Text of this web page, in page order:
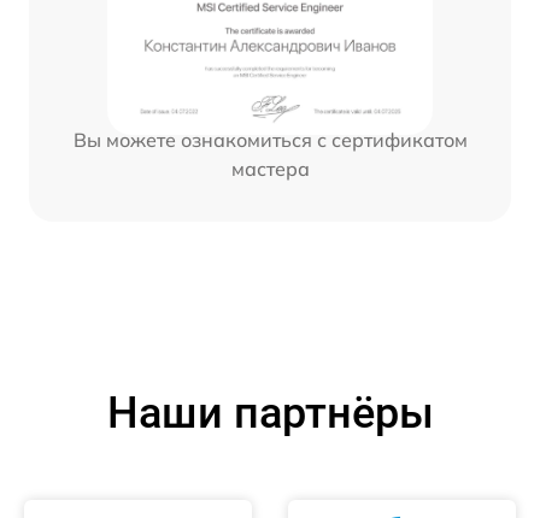
Вы можете ознакомиться с сертификатом
мастера
Наши партнёры